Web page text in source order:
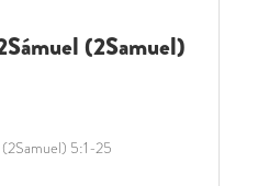
(2Samuel)
5:1-25